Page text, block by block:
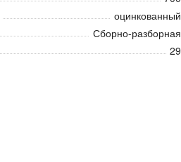
оцинкованный
Сборно-разборная
29